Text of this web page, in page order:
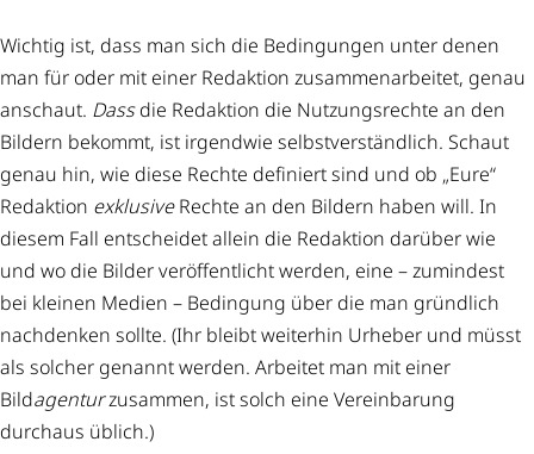
Wichtig ist, dass man sich die Bedingungen unter denen
man für oder mit einer Redaktion zusammenarbeitet, genau
anschaut. Dassdie Redaktion die Nutzungsrechte an den
Bildern bekommt, ist irgendwie selbstverständlich. Schaut
genau hin, wie diese Rechte definiert sind und ob „Eure“
Redaktion exklusiveRechte an den Bildern haben will. In
diesem Fall entscheidet allein die Redaktion darüber wie
und wo die Bilder veröffentlicht werden, eine – zumindest
bei kleinen Medien – Bedingung über die man gründlich
nachdenken sollte. (Ihr bleibt weiterhin Urheber und müsst
als solcher genannt werden. Arbeitet man mit einer
Bildagenturzusammen, ist solch eine Vereinbarung
durchaus üblich.)